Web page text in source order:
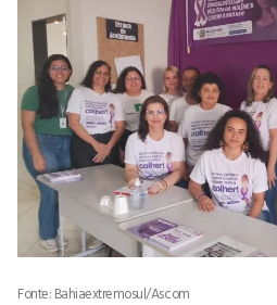
Fonte: Bahiaextremosul/Ascom